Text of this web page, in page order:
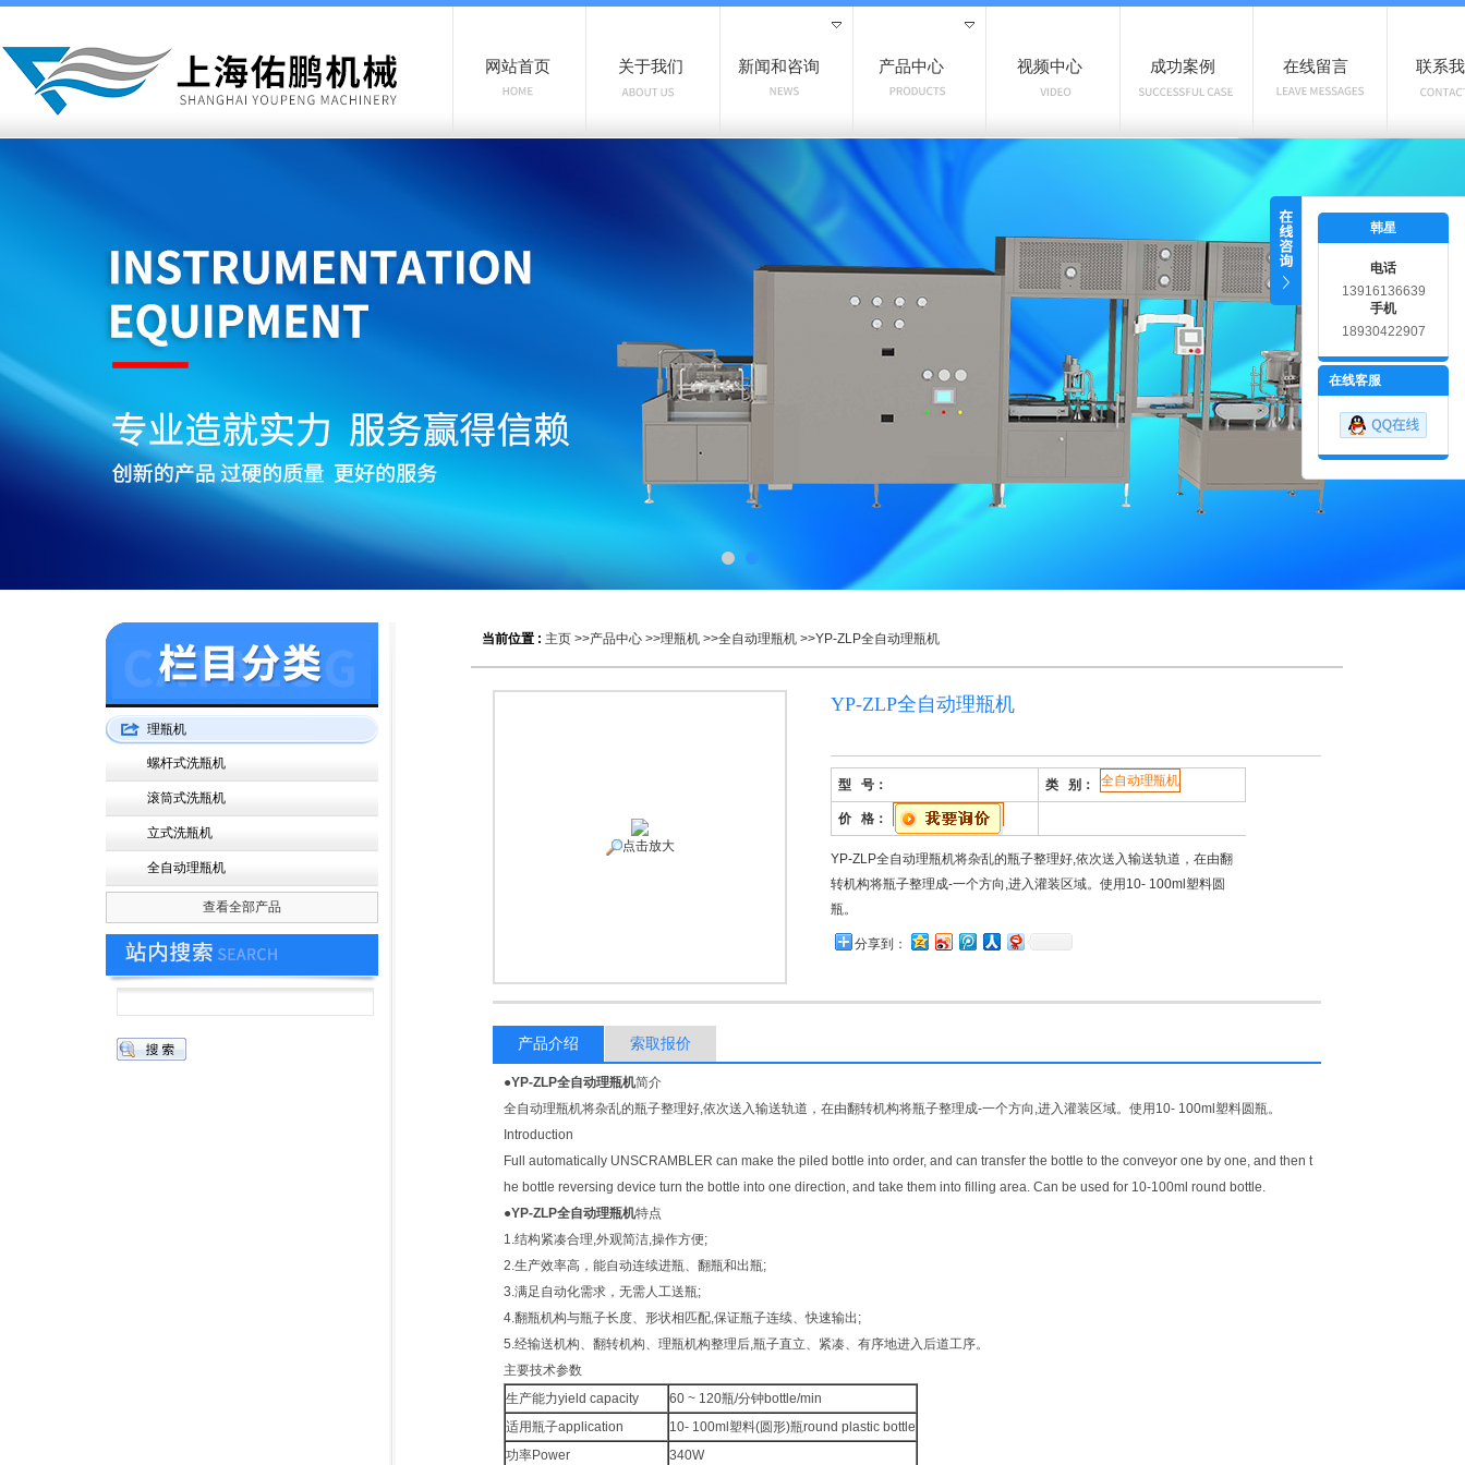
网站首页 关于我们 新闻和咨询 产品中心 视频中心 成功案例 在线留言 联系
当前位置 : 主页 >>产品中心 >>理瓶机 >>全自动理瓶机 >>YP-ZLP全自动理瓶机
YP-ZLP全自动理瓶机
型 号： 类 别： 全自动理瓶机
价 格：
YP-ZLP全自动理瓶机将杂乱的瓶子整理好,依次送入输送轨道，在由翻
转机构将瓶子整理成-一个方向,进入灌装区域。使用10- 100ml塑料圆
瓶。
分享到：
点击放大
产品介绍 索取报价
●YP-ZLP全自动理瓶机简介
全自动理瓶机将杂乱的瓶子整理好,依次送入输送轨道，在由翻转机构将瓶子整理成-一个方向,进入灌装区域。使用10- 100ml塑料圆瓶。
Introduction
Full automatically UNSCRAMBLER can make the piled bottle into order, and can transfer the bottle to the conveyor one by one, and then t
he bottle reversing device turn the bottle into one direction, and take them into filling area. Can be used for 10-100ml round bottle.
●YP-ZLP全自动理瓶机特点
1.结构紧凑合理,外观简洁,操作方便;
2.生产效率高，能自动连续进瓶、翻瓶和出瓶;
3.满足自动化需求，无需人工送瓶;
4.翻瓶机构与瓶子长度、形状相匹配,保证瓶子连续、快速输出;
5.经输送机构、翻转机构、理瓶机构整理后,瓶子直立、紧凑、有序地进入后道工序。
主要技术参数
生产能力yield capacity
60 ~ 120瓶/分钟bottle/min
适用瓶子application
10- 100ml塑料(圆形)瓶round plastic bottle
功率Power
340W
理瓶机
螺杆式洗瓶机
滚筒式洗瓶机
立式洗瓶机
全自动理瓶机
查看全部产品
韩星
电话
13916136639
手机
18930422907
在线客服